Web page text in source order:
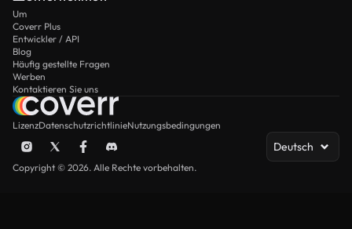
Um
Coverr Plus
Entwickler / API
Blog
Häufig gestellte Fragen
Werben
Kontaktieren Sie uns
LizenzDatenschutzrichtlinieNutzungsbedingungen
Deutsch
Copyright © 2026. Alle Rechte vorbehalten.